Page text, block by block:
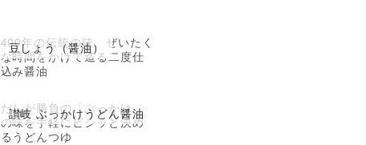
豆しょう（醤油）
400年の伝統の味。ぜいたく
な時間をかけて造る二度仕
込み醤油
讃岐 ぶっかけうどん醤油
だしが勝負の「ぶっかけ」
の味を手軽にビシッと決め
るうどんつゆ